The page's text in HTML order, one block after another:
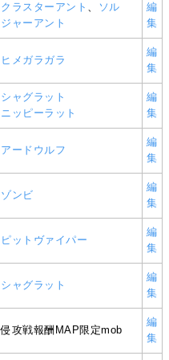
クラスターアント 、
ソル
ジャーアント
編
集
ヒメガラガラ
編
集
シャグラット
ニッピーラット
編
集
アードウルフ
編
集
ゾンビ
編
集
ピットヴァイパー
編
集
シャグラット
編
集
侵攻戦報酬MAP限定mob
編
集